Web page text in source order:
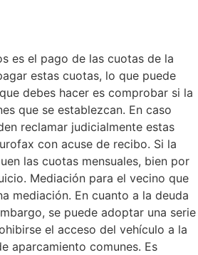
es el pago de las cuotas de la
estas cuotas, lo que puede
debes hacer es comprobar si la
que se establezcan. En caso
reclamar judicialmente estas
con acuse de recibo. Si la
las cuotas mensuales, bien por
Mediación para el vecino que
mediación. En cuanto a la deuda
se puede adoptar una serie
el acceso del vehículo a la
aparcamiento comunes. Es